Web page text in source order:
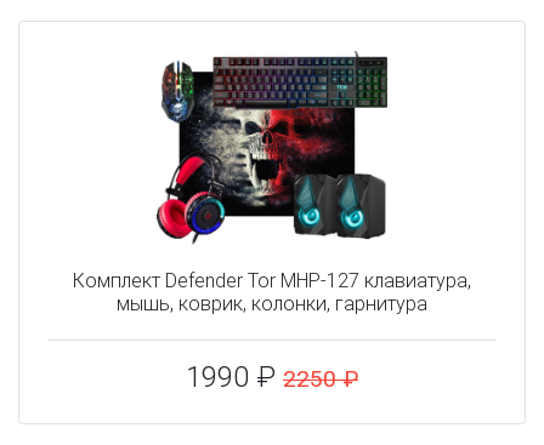
Комплект Defender Tor MHP-127 клавиатура,
мышь, коврик, колонки, гарнитура
1990 ₽ 2250 ₽